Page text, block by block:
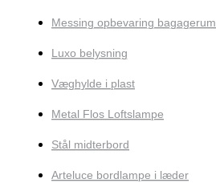
Messing opbevaring bagagerum
Luxo belysning
Væghylde i plast
Metal Flos Loftslampe
Stål midterbord
Arteluce bordlampe i læder